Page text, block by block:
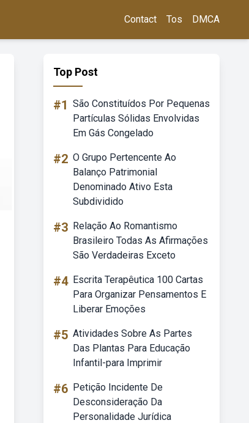
Contact Tos DMCA
Top Post
#1 São Constituídos Por Pequenas
Partículas Sólidas Envolvidas
Em Gás Congelado
#2 O Grupo Pertencente Ao
Balanço Patrimonial
Denominado Ativo Esta
Subdividido
#3 Relação Ao Romantismo
Brasileiro Todas As Afirmações
São Verdadeiras Exceto
#4 Escrita Terapêutica 100 Cartas
Para Organizar Pensamentos E
Liberar Emoções
#5 Atividades Sobre As Partes
Das Plantas Para Educação
Infantil-para Imprimir
#6 Petição Incidente De
Desconsideração Da
Personalidade Jurídica